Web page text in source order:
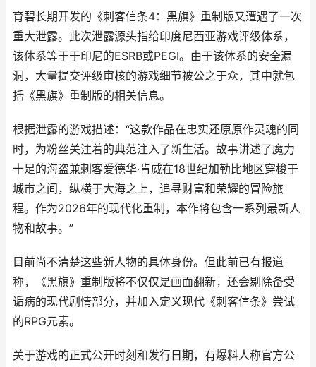
育碧长期开发的《刺客信条4：黑旗》重制版又遭遇了一次
重大泄露。此次泄露源头指给印度尼西亚游戏评级体系，
该体系等于于印尼的ESRB或PEGI。由于该体系的安全漏
洞，大量提交评级审核的游戏细节被公之于众，其中就包
括《黑旗》重制版的相关信息。
根据泄露的游戏描述：“这款作品在忠实还原原作灵魂的同
时，为粉丝关注着的典范注入了新生活。故事讲述了魔力
十足的海盗兼刺客爱德华·肯威在18世纪加勒比地区穿梭于
城市之间，纵横于大海之上，追寻财富和荣耀的冒险旅
程。作为2026年的现代化重制，本作将包含一系列最新人
物和故事。”
目前尚不清楚这些新人物的具体身份。但此前已有报道
称，《黑旗》重制版将不仅仅是画面翻新，还会剔除备受
诟病的现代剧情部分，并加入定义现代《刺客信条》尝试
的RPG元素。
关于游戏的正式公开时刻和发行日期，有爆料人称官方公